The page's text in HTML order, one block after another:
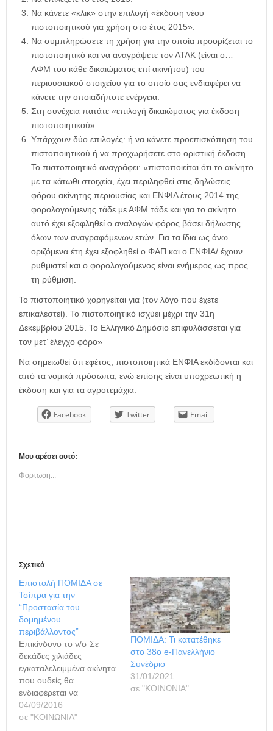
Να κάνετε «κλικ» στην επιλογή «έκδοση νέου
πιστοποιητικού για χρήση στο έτος 2015».
Να συμπληρώσετε τη χρήση για την οποία προορίζεται το
πιστοποιητικό και να αναγράψετε τον ΑΤΑΚ (είναι ο…
ΑΦΜ του κάθε δικαιώματος επί ακινήτου) του
περιουσιακού στοιχείου για το οποίο σας ενδιαφέρει να
κάνετε την οποιαδήποτε ενέργεια.
Στη συνέχεια πατάτε «επιλογή δικαιώματος για έκδοση
πιστοποιητικού».
Υπάρχουν δύο επιλογές: ή να κάνετε προεπισκόπηση του
πιστοποιητικού ή να προχωρήσετε στο οριστική έκδοση.
Το πιστοποιητικό αναγράφει: «πιστοποιείται ότι το ακίνητο
με τα κάτωθι στοιχεία, έχει περιληφθεί στις δηλώσεις
φόρου ακίνητης περιουσίας και ΕΝΦΙΑ έτους 2014 της
φορολογούμενης τάδε με ΑΦΜ τάδε και για το ακίνητο
αυτό έχει εξοφληθεί ο αναλογών φόρος βάσει δήλωσης
όλων των αναγραφόμενων ετών. Για τα ίδια ως άνω
οριζόμενα έτη έχει εξοφληθεί ο ΦΑΠ και ο ΕΝΦΙΑ/ έχουν
ρυθμιστεί και ο φορολογούμενος είναι ενήμερος ως προς
τη ρύθμιση.
Το πιστοποιητικό χορηγείται για (τον λόγο που έχετε
επικαλεστεί). Το πιστοποιητικό ισχύει μέχρι την 31η
Δεκεμβρίου 2015. Το Ελληνικό Δημόσιο επιφυλάσσεται για
τον μετ’ έλεγχο φόρο»
Να σημειωθεί ότι εφέτος, πιστοποιητικά ΕΝΦΙΑ εκδίδονται και
από τα νομικά πρόσωπα, ενώ επίσης είναι υποχρεωτική η
έκδοση και για τα αγροτεμάχια.
Facebook Twitter Email
Μου αρέσει αυτό:
Φόρτωση...
Σχετικά
Επιστολή ΠΟΜΙΔΑ σε
Τσίπρα για την
“Προστασία του
δομημένου
περιβάλλοντος”
Επικίνδυνο το ν/σ Σε
δεκάδες χιλιάδες
εγκαταλελειμμένα ακίνητα
που ουδείς θα
ενδιαφέρεται να
κληρονομήσει οδηγούν οι
ρυθμίσεις του
04/09/2016
σε "ΚΟΙΝΩΝΙΑ"
ΠΟΜΙΔΑ: Τι κατατέθηκε
στο 38ο e-Πανελλήνιο
Συνέδριο
31/01/2021
σε "ΚΟΙΝΩΝΙΑ"